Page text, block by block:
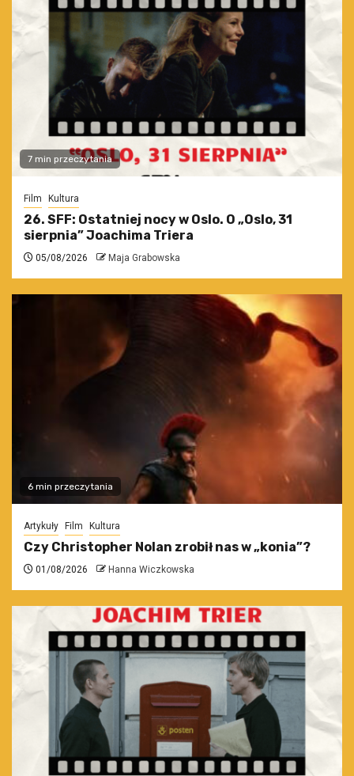
7 min przeczytania
Film Kultura
26. SFF: Ostatniej nocy w Oslo. O „Oslo, 31
sierpnia” Joachima Triera
05/08/2026 Maja Grabowska
6 min przeczytania
Artykuły Film Kultura
Czy Christopher Nolan zrobił nas w „konia”?
01/08/2026 Hanna Wiczkowska